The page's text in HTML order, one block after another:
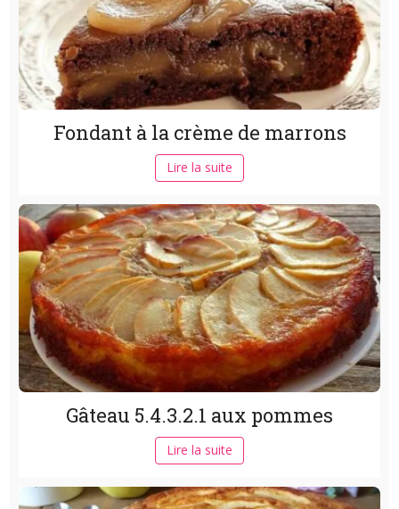
Fondant à la crème de marrons
Lire la suite
Gâteau 5.4.3.2.1 aux pommes
Lire la suite